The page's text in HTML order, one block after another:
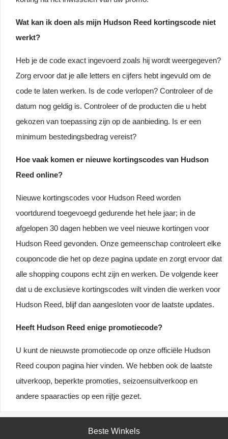
Wat kan ik doen als mijn Hudson Reed kortingscode niet
werkt?
Heb je de code exact ingevoerd zoals hij wordt weergegeven?
Zorg ervoor dat je alle letters en cijfers hebt ingevuld om de
code te laten werken. Is de code verlopen? Controleer of de
datum nog geldig is. Controleer of de producten die u hebt
gekozen van toepassing zijn op de aanbieding. Is er een
minimum bestedingsbedrag vereist?
Hoe vaak komen er nieuwe kortingscodes van Hudson
Reed online?
Nieuwe kortingscodes voor Hudson Reed worden
voortdurend toegevoegd gedurende het hele jaar; in de
afgelopen 30 dagen hebben we veel nieuwe kortingen voor
Hudson Reed gevonden. Onze gemeenschap controleert elke
couponcode die het op deze pagina update en zorgt ervoor dat
alle shopping coupons echt zijn en werken. De volgende keer
dat u de exclusieve kortingscodes wilt vinden die werken voor
Hudson Reed, blijf dan aangesloten voor de laatste updates.
Heeft Hudson Reed enige promotiecode?
U kunt de nieuwste promotiecode op onze officiële Hudson
Reed coupon pagina hier vinden. We hebben ook de laatste
uitverkoop, beperkte promoties, seizoensuitverkoop en
andere spaaracties op een rijtje gezet.
Beste Winkels